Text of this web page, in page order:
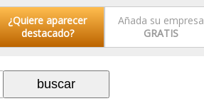
¿Quiere aparecer
destacado?
Añada su empresa
GRATIS